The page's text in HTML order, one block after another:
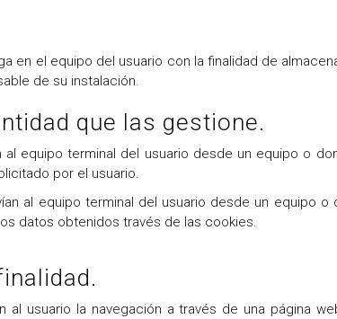
en el equipo del usuario con la finalidad de
de su instalación.
que las gestione.
al equipo terminal del usuario desde un equipo o
por el usuario.
al equipo terminal del usuario desde un equipo
datos obtenidos través de las cookies.
al usuario la navegación a través de una página